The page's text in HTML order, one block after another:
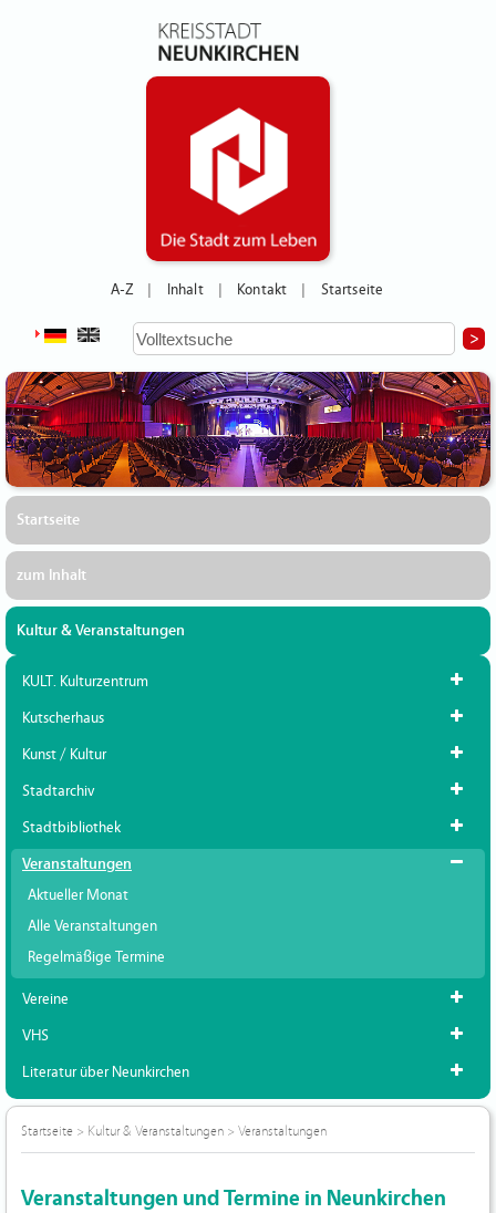
A-Z Inhalt Kontakt Startseite
Startseite
zum Inhalt
Kultur & Veranstaltungen
KULT. Kulturzentrum
Kutscherhaus
Kunst / Kultur
Stadtarchiv
Stadtbibliothek
Veranstaltungen
Aktueller Monat
Alle Veranstaltungen
Regelmäßige Termine
Vereine
VHS
Literatur über Neunkirchen
Startseite > Kultur & Veranstaltungen > Veranstaltungen
Veranstaltungen und Termine in Neunkirchen